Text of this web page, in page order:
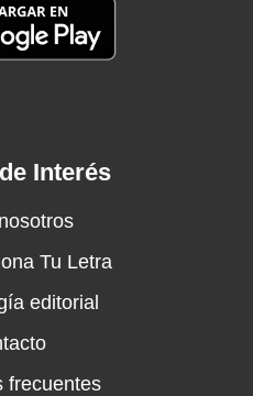
Interés
Tu Letra
editorial
frecuentes